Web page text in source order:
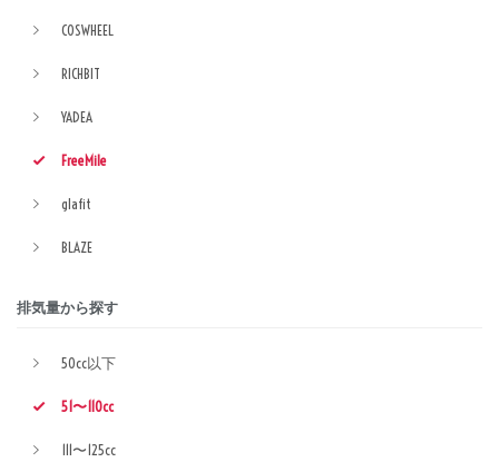
COSWHEEL
RICHBIT
YADEA
FreeMile
glafit
BLAZE
排気量から探す
50cc以下
51〜110cc
111〜125cc